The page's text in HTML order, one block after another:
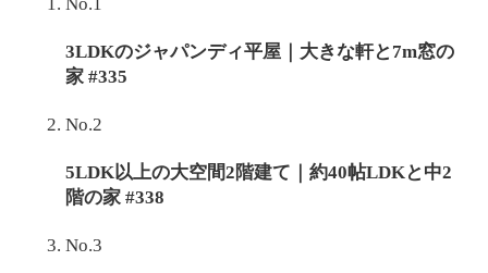
3LDKのジャパンディ平屋｜大きな軒と7m窓の
家 #335
No.2
5LDK以上の大空間2階建て｜約40帖LDKと中2
階の家 #338
No.3